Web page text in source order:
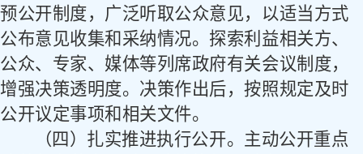
预公开制度，广泛听取公众意见，以适当方式
公布意见收集和采纳情况。探索利益相关方、
公众、专家、媒体等列席政府有关会议制度，
增强决策透明度。决策作出后，按照规定及时
公开议定事项和相关文件。
（四）扎实推进执行公开。 主动公开重点